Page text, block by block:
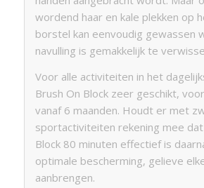
wordend haar en kale plekken op
borstel kan eenvoudig gewassen
navulling is gemakkelijk te
Voor alle activiteiten in het
Brush On Block zeer geschikt,
vanaf 6 maanden. Houdt er met
sportactiviteiten rekening mee
Block 80 minuten effectief is
optimale bescherming, gelieve
aanbrengen.